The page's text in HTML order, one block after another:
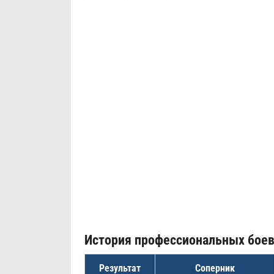
История профессиональных боев
Результат Соперник